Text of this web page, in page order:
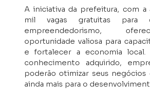
A iniciativa da prefeitura, com a
mil vagas gratuitas para
empreendedorismo,
oportunidade valiosa para
e fortalecer a economia local.
conhecimento adquirido,
poderão otimizar seus
ainda mais para o